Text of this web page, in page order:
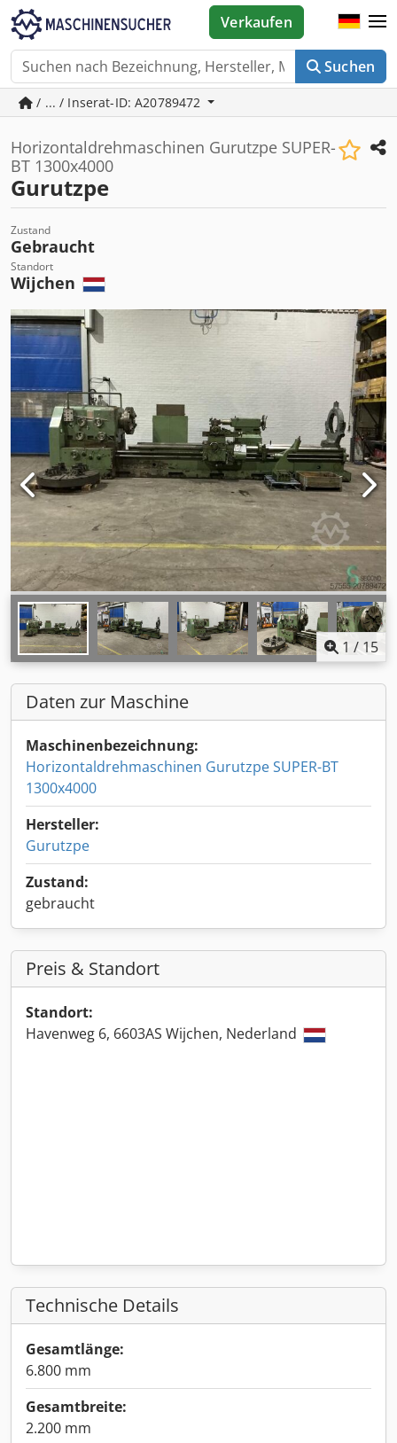
Suchen
Verkaufen
/ ... / Inserat-ID: A20789472
Horizontaldrehmaschinen Gurutzpe SUPER-
BT 1300x4000
Gurutzpe
Zustand
Gebraucht
Standort
Wijchen
1 / 15
Daten zur Maschine
Maschinenbezeichnung:
Horizontaldrehmaschinen Gurutzpe SUPER-BT
1300x4000
Hersteller:
Gurutzpe
Zustand:
gebraucht
Preis & Standort
Standort:
Havenweg 6, 6603AS Wijchen, Nederland
Technische Details
Gesamtlänge:
6.800 mm
Gesamtbreite:
2.200 mm